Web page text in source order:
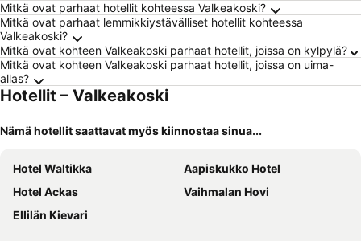
Mitkä ovat parhaat hotellit kohteessa Valkeakoski?
Mitkä ovat parhaat lemmikkiystävälliset hotellit kohteessa
Valkeakoski?
Mitkä ovat kohteen Valkeakoski parhaat hotellit, joissa on kylpylä?
Mitkä ovat kohteen Valkeakoski parhaat hotellit, joissa on uima-
allas?
Hotellit – Valkeakoski
Nämä hotellit saattavat myös kiinnostaa sinua...
Hotel Waltikka
Aapiskukko Hotel
Hotel Ackas
Vaihmalan Hovi
Ellilän Kievari